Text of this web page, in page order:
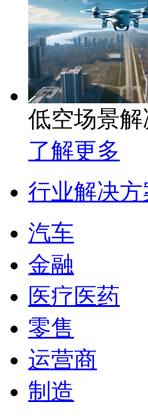
低空场景
了解更多
行业解决方
汽车
金融
医疗医药
零售
运营商
制造